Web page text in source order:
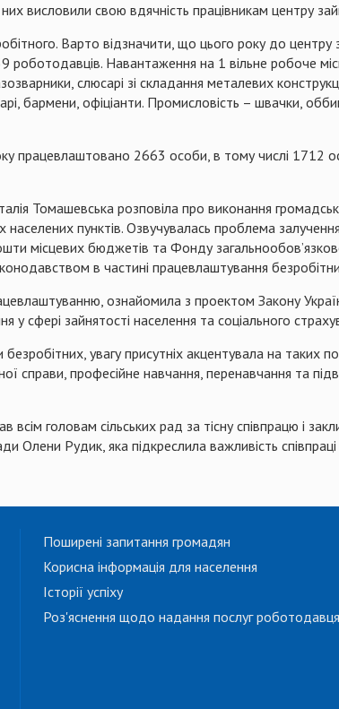
висловили свою вдячність працівникам центру
Варто відзначити, що цього року до центру
роботодавців. Навантаження на 1 вільне робоче
слюсарі зі складання металевих
бармени, офіціанти. Промисловість – швачки,
працевлаштовано 2663 особи, в тому числі 1712
Томашевська розповіла про виконання
населених пунктів. Озвучувалась проблема
місцевих бюджетів та Фонду
в частині працевлаштування
ознайомила з проектом Закону
сфері зайнятості населення та соціального
увагу присутніх акцентувала на таких
справи, професійне навчання, перенавчання та
головам сільських рад за тісну співпрацю і
Олени Рудик, яка підкреслила важливість співпраці
Поширені запитання громадян
Корисна інформація для населення
Історії успіху
Роз'яснення щодо надання послуг